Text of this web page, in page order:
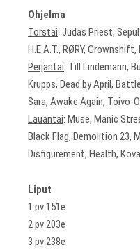
Ohjelma
Torstai: Judas Priest,
H.E.A.T., RØRY,
Perjantai: Till Lindemann,
Krupps, Dead by April,
Sara, Awake Again, Toivo-
Lauantai: Muse, Manic
Black Flag, Demolition 23,
Disfigurement, Health,
Liput
1 pv 151e
2 pv 203e
3 pv 238e